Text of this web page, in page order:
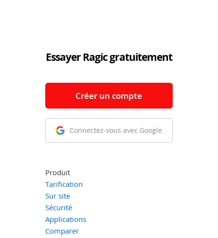
Essayer Ragic gratuitement
Créer un compte
Connectez-vous avec Google
Produit
Tarification
Sur site
Sécurité
Applications
Comparer